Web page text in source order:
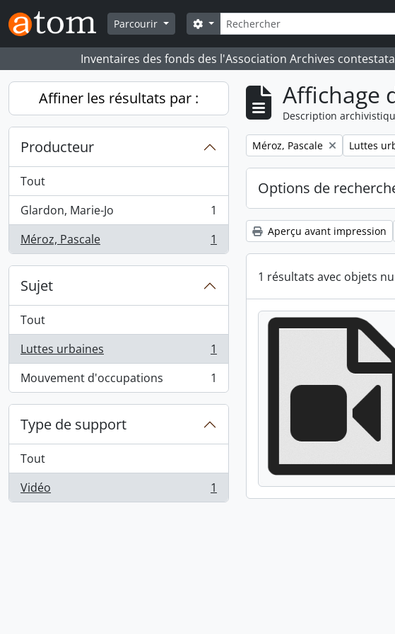
Skip to main content
Parcourir
Rechercher
Search options
Inventaires des fonds des l'Association Archives
Affiner les résultats par :
Producteur
Tout
Glardon, Marie-Jo
, 1 résultats
1
Méroz, Pascale
, 1 résultats 1
Sujet
Tout
Luttes urbaines
, 1 résultats
1
Mouvement d'occupations
, 1 résultats 1
Type de support
Tout
Vidéo
, 1 résultats 1
Affichage
Description
Remove filter:
Méroz, Pascale Remove
Luttes
Options de
Aperçu avant impression
1 résultats avec objets